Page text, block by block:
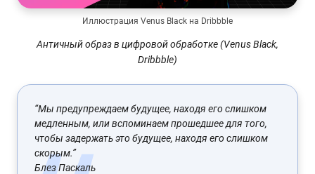
Иллюстрация Venus Black на Dribbble
Античный образ в цифровой обработке (Venus Black,
Dribbble)
“Мы предупреждаем будущее, находя его слишком
медленным, или вспоминаем прошедшее для того,
чтобы задержать это будущее, находя его слишком
скорым.”
Блез Паскаль